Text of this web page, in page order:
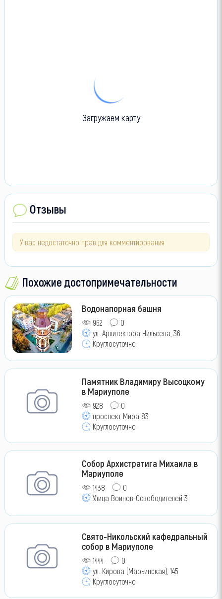
Загружаем карту
Отзывы
У вас недостаточно прав для комментирования
Похожие достопримечательности
Водонапорная башня
962
0
ул. Архитектора Нильсена, 36
Круглосуточно
Памятник Владимиру Высоцкому
в Мариуполе
928
0
проспект Мира 83
Круглосуточно
Собор Архистратига Михаила в
Мариуполе
1438
0
Улица Воинов-Освободителей 3
Свято-Никольский кафедральный
собор в Мариуполе
1444
0
ул. Кирова (Марьинская), 145
Круглосуточно